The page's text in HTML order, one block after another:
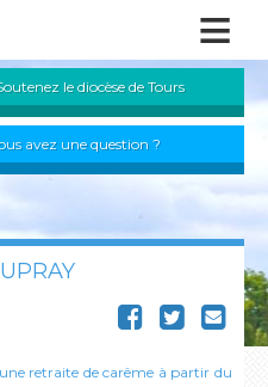
≡
le diocèse de Tours
avez une question ?
retraite de carême à partir du